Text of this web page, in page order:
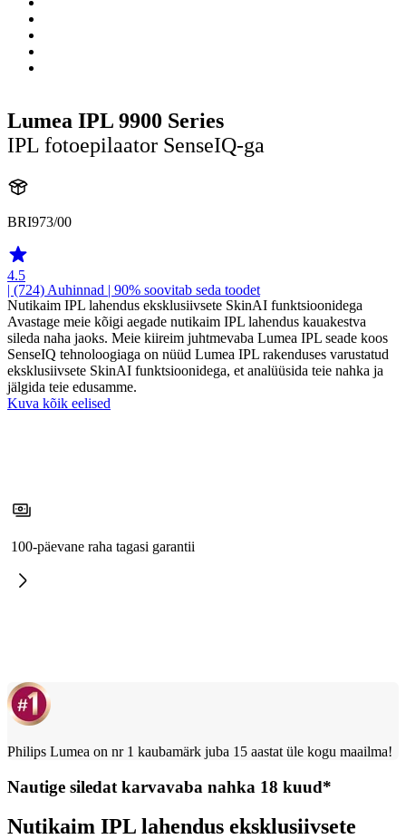
Lumea IPL 9900 Series
IPL fotoepilaator SenseIQ-ga
BRI973/00
4.5
| (724) Auhinnad | 90% soovitab seda toodet
Nutikaim IPL lahendus eksklusiivsete SkinAI funktsioonidega
Avastage meie kõigi aegade nutikaim IPL lahendus kauakestva
sileda naha jaoks. Meie kiireim juhtmevaba Lumea IPL seade koos
SenseIQ tehnoloogiaga on nüüd Lumea IPL rakenduses varustatud
eksklusiivsete SkinAI funktsioonidega, et analüüsida teie nahka ja
jälgida teie edusamme.
Kuva kõik eelised
100-päevane raha tagasi garantii
Philips Lumea on nr 1 kaubamärk juba 15 aastat üle kogu maailma!
Nautige siledat karvavaba nahka 18 kuud*
Nutikaim IPL lahendus eksklusiivsete